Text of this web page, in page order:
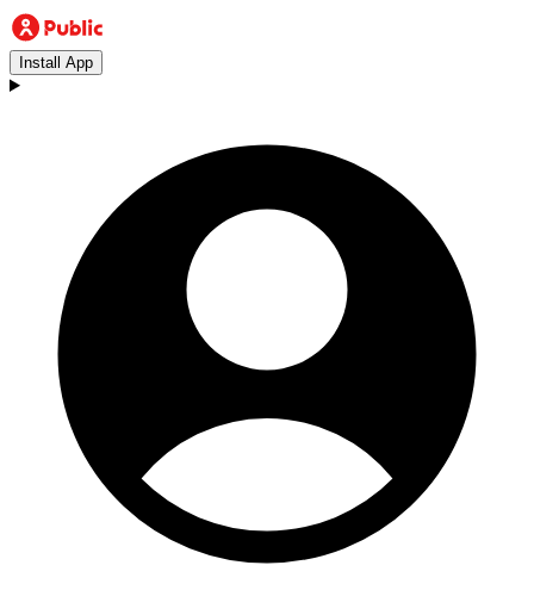
Install App